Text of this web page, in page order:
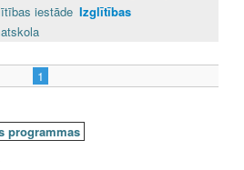
iestāde Izglītības
1
programmas